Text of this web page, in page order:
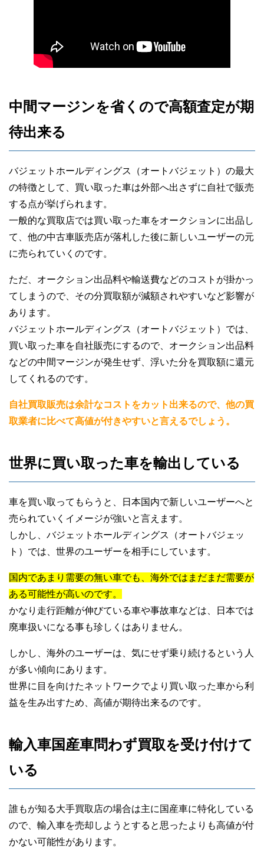
らず、店長さんはじめスタッフ全員が気持
ちよく出迎えてくれました。
まで文句の付け所がなかったです。
中間マージンを省くので高額査定が期
待出来る
バジェットホールディングス（オートバジェット）の最大
の特徴として、買い取った車は外部へ出さずに自社で販売
する点が挙げられます。
一般的な買取店では買い取った車をオークションに出品し
て、他の中古車販売店が落札した後に新しいユーザーの元
に売られていくのです。
ただ、オークション出品料や輸送費などのコストが掛かっ
てしまうので、その分買取額が減額されやすいなど影響が
あります。
バジェットホールディングス（オートバジェット）では、
買い取った車を自社販売にするので、オークション出品料
などの中間マージンが発生せず、浮いた分を買取額に還元
してくれるのです。
自社買取販売は余計なコストをカット出来るので、他の買
取業者に比べて高値が付きやすいと言えるでしょう。
世界に買い取った車を輸出している
車を買い取ってもらうと、日本国内で新しいユーザーへと
売られていくイメージが強いと言えます。
しかし、バジェットホールディングス（オートバジェッ
ト）では、世界のユーザーを相手にしています。
国内であまり需要の無い車でも、海外ではまだまだ需要が
ある可能性が高いのです。
かなり走行距離が伸びている車や事故車などは、日本では
廃車扱いになる事も珍しくはありません。
しかし、海外のユーザーは、気にせず乗り続けるという人
が多い傾向にあります。
世界に目を向けたネットワークでより買い取った車から利
益を生み出すため、高値が期待出来るのです。
輸入車国産車問わず買取を受け付けて
いる
誰もが知る大手買取店の場合は主に国産車に特化している
ので、輸入車を売却しようとすると思ったよりも高値が付
かない可能性があります。